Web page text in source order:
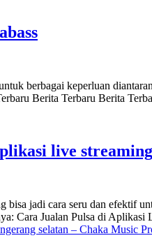
berbagai keperluan
Berita Terbaru Berita
live streaming
bisa jadi cara seru dan efektif
Cara Jualan Pulsa di